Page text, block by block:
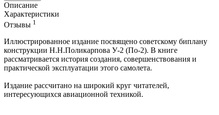
Описание
Характеристики
Отзывы 1
Иллюстрированное издание посвящено советскому биплану
конструкции Н.Н.Поликарпова У-2 (По-2). В книге
рассматривается история создания, совершенствования и
практической эксплуатации этого самолета.
Издание рассчитано на широкий круг читателей,
интересующихся авиационной техникой.